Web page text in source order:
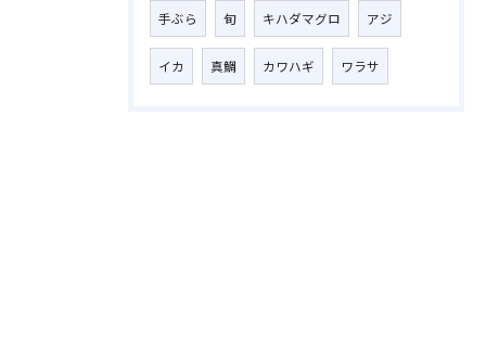
手ぶら 旬 キハダマグロ アジ
イカ 真鯛 カワハギ ワラサ